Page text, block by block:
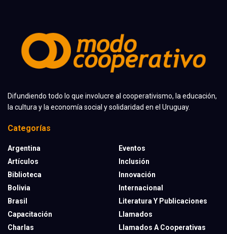
Difundiendo todo lo que involucre al cooperativismo, la educación,
la cultura y la economía social y solidaridad en el Uruguay.
Categorías
Argentina
Artículos
Biblioteca
Bolivia
Brasil
Capacitación
Charlas
Eventos
Inclusión
Innovación
Internacional
Literatura Y Publicaciones
Llamados
Llamados A Cooperativas